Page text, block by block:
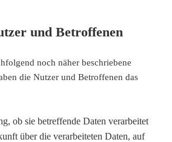
und Betroffenen
noch näher beschriebene
die Nutzer und Betroffenen das
ob sie betreffende Daten verarbeitet
über die verarbeiteten Daten, auf